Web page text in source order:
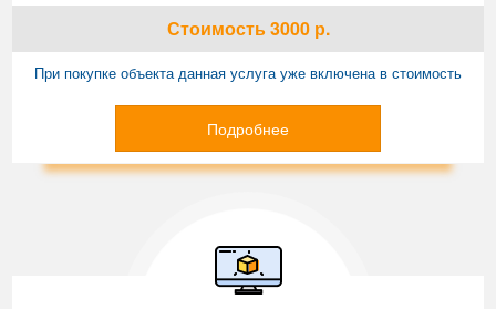
Стоимость3000р.
При покупке объекта данная услуга уже включена в стоимость
Подробнее